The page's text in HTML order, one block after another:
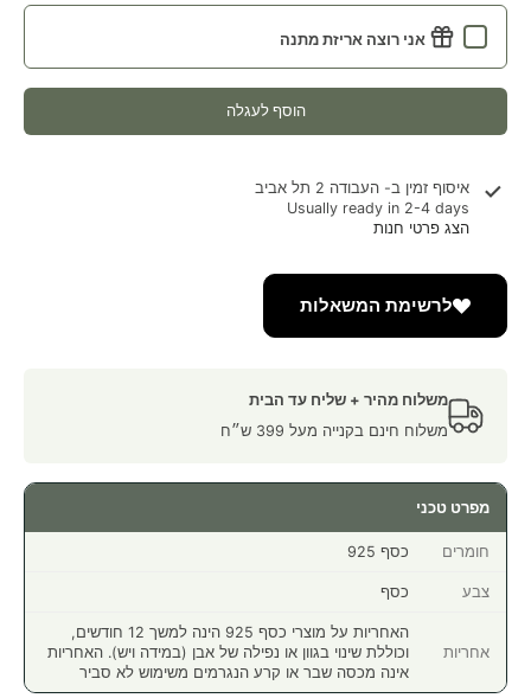
אני רוצה אריזת מתנה
הוסף לעגלה
איסוף זמין ב- העבודה 2 תל אביב
Usually ready in 2-4 days
הצג פרטי חנות
לרשימת המשאלות
משלוח מהיר + שליח עד הבית
משלוח חינם בקנייה מעל 399 ש״ח
מפרט טכני
חומרים כסף 925
צבע כסף
אחריות
האחריות על מוצרי כסף 925 הינה למשך 12 חודשים,
וכוללת שינוי בגוון או נפילה של אבן (במידה ויש). האחריות
אינה מכסה שבר או קרע הנגרמים משימוש לא סביר